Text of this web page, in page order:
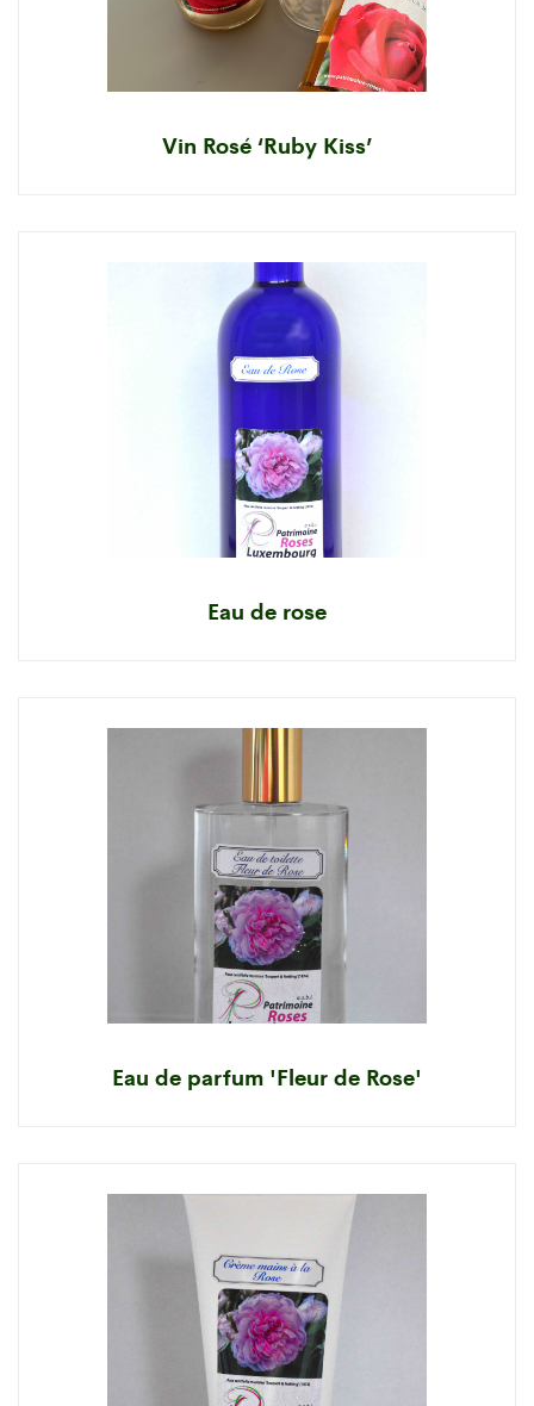
Vin Rosé ‘Ruby Kiss’
Eau de rose
Eau de parfum 'Fleur de Rose'